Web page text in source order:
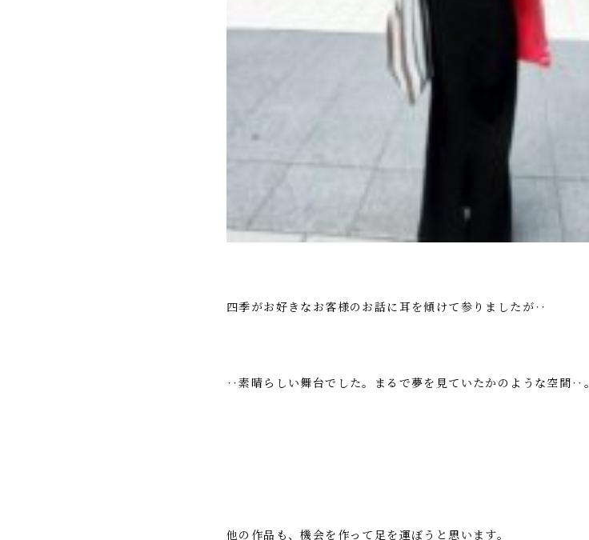
四季がお好きなお客様のお話に耳を傾けて参りましたが‥
‥素晴らしい舞台でした。まるで夢を見ていたかのような空間‥。
他の作品も、機会を作って足を運ぼうと思います。